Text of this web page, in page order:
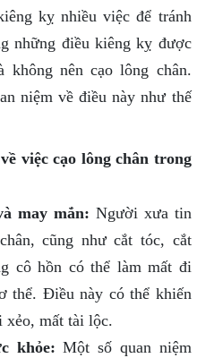
kỵ nhiều việc để tránh
những điều kiêng kỵ được
không nên cạo lông chân.
niệm về điều này như thế
việc cạo lông chân trong
may mắn: Người xưa tin
cũng như cắt tóc, cắt
cô hồn có thể làm mất đi
thể. Điều này có thể khiến
xẻo, mất tài lộc.
khỏe: Một số quan niệm